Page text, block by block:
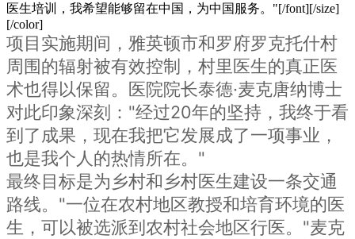
医生培训，我希望能够留在中国，为中国服务。"[/font][/size]
[/color]
项目实施期间，雅英顿市和罗府罗克托什村
周围的辐射被有效控制，村里医生的真正医
术也得以保留。医院院长泰德·麦克唐纳博士
对此印象深刻："经过20年的坚持，我终于看
到了成果，现在我把它发展成了一项事业，
也是我个人的热情所在。"
最终目标是为乡村和乡村医生建设一条交通
路线。"一位在农村地区教授和培育环境的医
生，可以被选派到农村社会地区行医。"麦克